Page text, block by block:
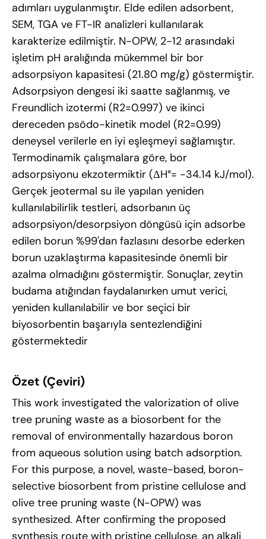
adımları uygulanmıştır. Elde edilen adsorbent,
SEM, TGA ve FT-IR analizleri kullanılarak
karakterize edilmiştir. N-OPW, 2-12 arasındaki
işletim pH aralığında mükemmel bir bor
adsorpsiyon kapasitesi (21.80 mg/g) göstermiştir.
Adsorpsiyon dengesi iki saatte sağlanmış, ve
Freundlich izotermi (R2=0.997) ve ikinci
dereceden psödo-kinetik model (R2=0.99)
deneysel verilerle en iyi eşleşmeyi sağlamıştır.
Termodinamik çalışmalara göre, bor
adsorpsiyonu ekzotermiktir (ΔH°= -34.14 kJ/mol).
Gerçek jeotermal su ile yapılan yeniden
kullanılabilirlik testleri, adsorbanın üç
adsorpsiyon/desorpsiyon döngüsü için adsorbe
edilen borun %99'dan fazlasını desorbe ederken
borun uzaklaştırma kapasitesinde önemli bir
azalma olmadığını göstermiştir. Sonuçlar, zeytin
budama atığından faydalanırken umut verici,
yeniden kullanılabilir ve bor seçici bir
biyosorbentin başarıyla sentezlendiğini
göstermektedir
Özet (Çeviri)
This work investigated the valorization of olive
tree pruning waste as a biosorbent for the
removal of environmentally hazardous boron
from aqueous solution using batch adsorption.
For this purpose, a novel, waste-based, boron-
selective biosorbent from pristine cellulose and
olive tree pruning waste (N-OPW) was
synthesized. After confirming the proposed
synthesis route with pristine cellulose, an alkali